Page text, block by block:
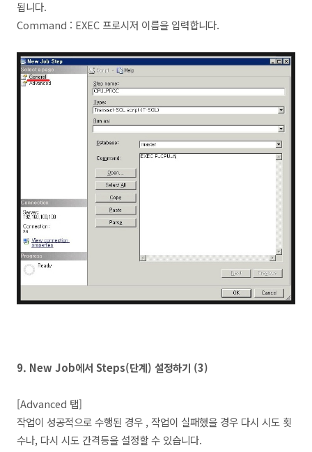
됩니다.
Command : EXEC 프로시저 이름을 입력합니다.
9. New Job에서 Steps(단계) 설정하기 (3)
[Advanced 탭]
작업이 성공적으로 수행된 경우 , 작업이 실패했을 경우 다시 시도 횟
수나, 다시 시도 간격등을 설정할 수 있습니다.